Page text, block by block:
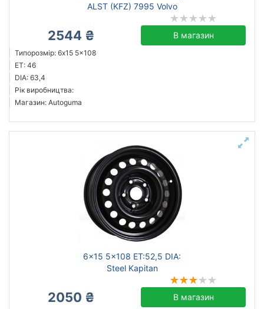
ALST (KFZ) 7995 Volvo
2544 ₴ В магазин
Типорозмір: 6x15 5x108
ET: 46
DIA: 63,4
Рік виробництва:
Магазин: Autoguma
6x15 5x108 ET:52,5 DIA:
Steel Kapitan
2050 ₴ В магазин